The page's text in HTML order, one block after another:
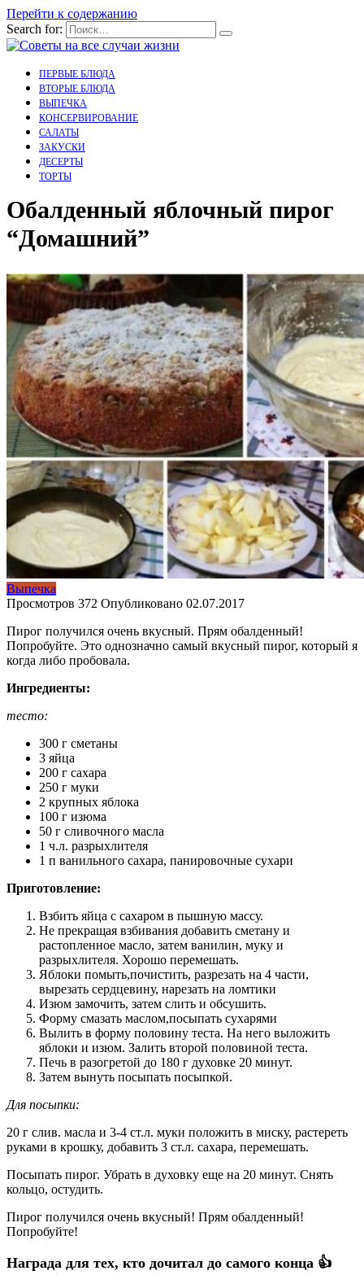
Перейти к содержанию
Search for:
ПЕРВЫЕ БЛЮДА
ВТОРЫЕ БЛЮДА
ВЫПЕЧКА
КОНСЕРВИРОВАНИЕ
САЛАТЫ
ЗАКУСКИ
ДЕСЕРТЫ
ТОРТЫ
Обалденный яблочный пирог
“Домашний”
Выпечка
Просмотров 372 Опубликовано 02.07.2017
Пирог получился очень вкусный. Прям обалденный!
Попробуйте. Это однозначно самый вкусный пирог, который я
когда либо пробовала.
Ингредиенты:
тесто:
300 г сметаны
3 яйца
200 г сахара
250 г муки
2 крупных яблока
100 г изюма
50 г сливочного масла
1 ч.л. разрыхлителя
1 п ванильного сахара, панировочные сухари
Приготовление:
Взбить яйца с сахаром в пышную массу.
Не прекращая взбивания добавить сметану и
растопленное масло, затем ванилин, муку и
разрыхлителя. Хорошо перемешать.
Яблоки помыть,почистить, разрезать на 4 части,
вырезать сердцевину, нарезать на ломтики
Изюм замочить, затем слить и обсушить.
Форму смазать маслом,посыпать сухарями
Вылить в форму половину теста. На него выложить
яблоки и изюм. Залить второй половиной теста.
Печь в разогретой до 180 г духовке 20 минут.
Затем вынуть посыпать посыпкой.
Для посыпки:
20 г слив. масла и 3-4 ст.л. муки положить в миску, растереть
руками в крошку, добавить 3 ст.л. сахара, перемешать.
Посыпать пирог. Убрать в духовку еще на 20 минут. Снять
кольцо, остудить.
Пирог получился очень вкусный! Прям обалденный!
Попробуйте!
Награда для тех, кто дочитал до самого конца 👍